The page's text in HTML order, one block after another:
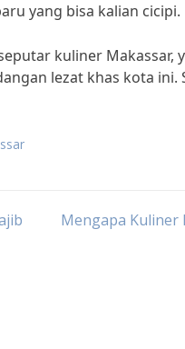
yang bisa kalian cicipi.
kuliner Makassar,
lezat khas kota ini.
Mengapa Kuliner